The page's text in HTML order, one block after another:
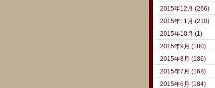
2015年12月 (266)
2015年11月 (210)
2015年10月 (1)
2015年9月 (180)
2015年8月 (186)
2015年7月 (168)
2015年6月 (184)